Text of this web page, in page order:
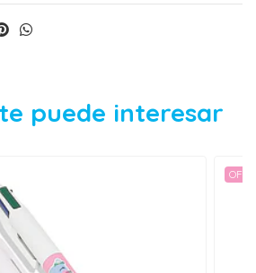
puede interesar